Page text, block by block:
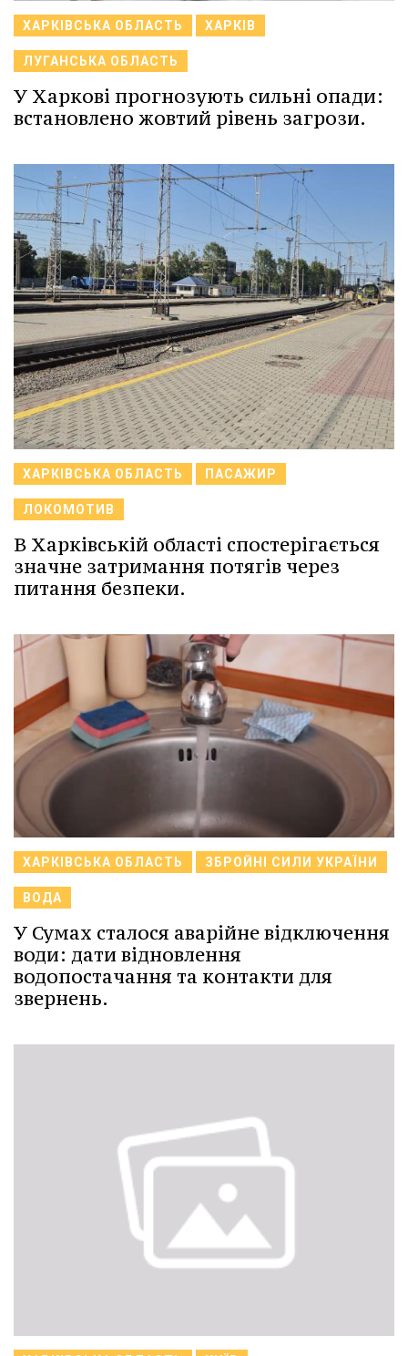
ХАРКІВСЬКА ОБЛАСТЬ ХАРКІВ
ЛУГАНСЬКА ОБЛАСТЬ
У Харкові прогнозують сильні опади:
встановлено жовтий рівень загрози.
ХАРКІВСЬКА ОБЛАСТЬ ПАСАЖИР
ЛОКОМОТИВ
В Харківській області спостерігається
значне затримання потягів через
питання безпеки.
ХАРКІВСЬКА ОБЛАСТЬ ЗБРОЙНІ СИЛИ УКРАЇНИ
ВОДА
У Сумах сталося аварійне відключення
води: дати відновлення
водопостачання та контакти для
звернень.